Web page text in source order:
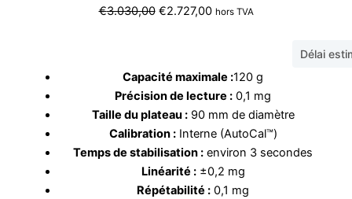
€3.030,00 Le
€3.030,00.
€2.727,00Le
€2.727,00.
hors TVA
Délai
Capacité maximale :120 g
Précision de lecture : 0,1 mg
Taille du plateau : 90 mm de diamètre
Calibration : Interne (AutoCal™)
Temps de stabilisation : environ 3 secondes
Linéarité : ±0,2 mg
Répétabilité : 0,1 mg